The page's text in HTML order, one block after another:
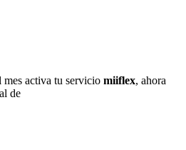
mes activa tu servicio miiflex, ahora
de